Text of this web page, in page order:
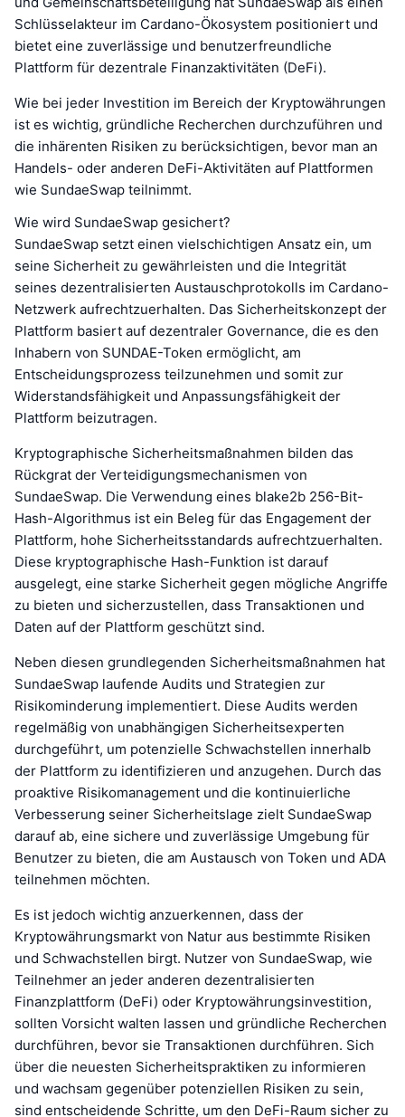
Schlüsselakteur im Cardano-Ökosystem positioniert und
bietet eine zuverlässige und benutzerfreundliche
Plattform für dezentrale Finanzaktivitäten (DeFi).
Wie bei jeder Investition im Bereich der Kryptowährungen
ist es wichtig, gründliche Recherchen durchzuführen und
die inhärenten Risiken zu berücksichtigen, bevor man an
Handels- oder anderen DeFi-Aktivitäten auf Plattformen
wie SundaeSwap teilnimmt.
Wie wird SundaeSwap gesichert?
SundaeSwap setzt einen vielschichtigen Ansatz ein, um
seine Sicherheit zu gewährleisten und die Integrität
seines dezentralisierten Austauschprotokolls im Cardano-
Netzwerk aufrechtzuerhalten. Das Sicherheitskonzept der
Plattform basiert auf dezentraler Governance, die es den
Inhabern von SUNDAE-Token ermöglicht, am
Entscheidungsprozess teilzunehmen und somit zur
Widerstandsfähigkeit und Anpassungsfähigkeit der
Plattform beizutragen.
Kryptographische Sicherheitsmaßnahmen bilden das
Rückgrat der Verteidigungsmechanismen von
SundaeSwap. Die Verwendung eines blake2b 256-Bit-
Hash-Algorithmus ist ein Beleg für das Engagement der
Plattform, hohe Sicherheitsstandards aufrechtzuerhalten.
Diese kryptographische Hash-Funktion ist darauf
ausgelegt, eine starke Sicherheit gegen mögliche Angriffe
zu bieten und sicherzustellen, dass Transaktionen und
Daten auf der Plattform geschützt sind.
Neben diesen grundlegenden Sicherheitsmaßnahmen hat
SundaeSwap laufende Audits und Strategien zur
Risikominderung implementiert. Diese Audits werden
regelmäßig von unabhängigen Sicherheitsexperten
durchgeführt, um potenzielle Schwachstellen innerhalb
der Plattform zu identifizieren und anzugehen. Durch das
proaktive Risikomanagement und die kontinuierliche
Verbesserung seiner Sicherheitslage zielt SundaeSwap
darauf ab, eine sichere und zuverlässige Umgebung für
Benutzer zu bieten, die am Austausch von Token und ADA
teilnehmen möchten.
Es ist jedoch wichtig anzuerkennen, dass der
Kryptowährungsmarkt von Natur aus bestimmte Risiken
und Schwachstellen birgt. Nutzer von SundaeSwap, wie
Teilnehmer an jeder anderen dezentralisierten
Finanzplattform (DeFi) oder Kryptowährungsinvestition,
sollten Vorsicht walten lassen und gründliche Recherchen
durchführen, bevor sie Transaktionen durchführen. Sich
über die neuesten Sicherheitspraktiken zu informieren
und wachsam gegenüber potenziellen Risiken zu sein,
sind entscheidende Schritte, um den DeFi-Raum sicher zu